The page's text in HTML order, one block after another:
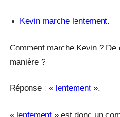
Kevin marche lentement.
Comment marche Kevin ? De
manière ?
Réponse : « lentement ».
« lentement » est donc un